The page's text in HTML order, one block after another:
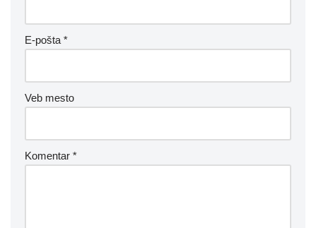
E-pošta *
Veb mesto
Komentar *